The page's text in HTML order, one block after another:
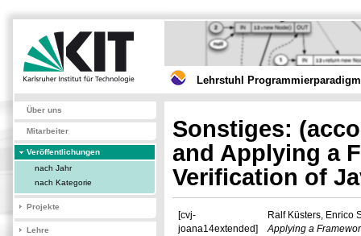
Lehrstuhl
Über uns
Mitarbeiter
Veröffentlichungen
nach Jahr
nach Kategorie
Projekte
Lehre
Sonstiges:
and Applying a
Verification of
[cvj-
joana14extended]
Ralf Küsters, Enrico
Applying a